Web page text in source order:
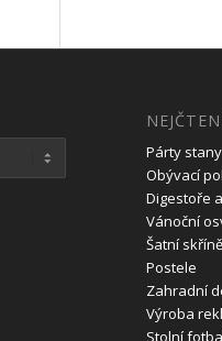
Párty stany
Obývací
Digestoře
Vánoční
Šatní skříně
Postele
Zahradní
Výroba
Stolní